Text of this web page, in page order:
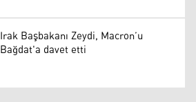
Irak Başbakanı Zeydi, Macron’u
Bağdat'a davet etti